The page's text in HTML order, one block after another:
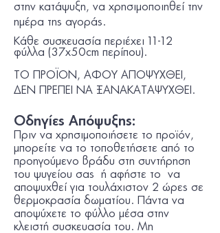
στην κατάψυξη, να χρησιµοποιηθεί την
ηµέρα της αγοράς.
Κάθε συσκευασία περιέχει 11-12
φύλλα (37x50cm περίπου).
ΤΟ ΠΡΟΪΟΝ, ΑΦΟΥ ΑΠΟΨΥΧΘΕΙ,
ΔΕΝ ΠΡΕΠΕΙ ΝΑ ΞΑΝΑΚΑΤΑΨΥΧΘΕΙ.
Οδηγίες Απόψυξης:
Πριν να χρησιµοποιήσετε το προϊόν,
µπορείτε να το τοποθετήσετε από το
προηγούµενο βράδυ στη συντήρηση
του ψυγείου σας ή αφήστε το να
αποψυχθεί για τουλάχιστον 2 ώρες σε
θερµοκρασία δωµατίου. Πάντα να
αποψύχετε το φύλλο µέσα στην
κλειστή συσκευασία του. Μη